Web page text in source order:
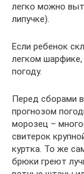
легко можно
липучке).
Если ребенок
легком
погоду.
Перед сборами
прогнозом
морозец –
свитерок
куртка. То же
брюки греют